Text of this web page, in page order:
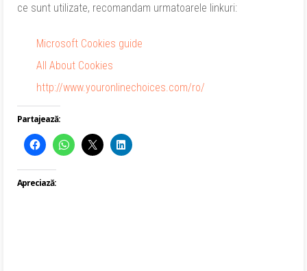
ce sunt utilizate, recomandam urmatoarele linkuri:
Microsoft Cookies guide
All About Cookies
http://www.youronlinechoices.com/ro/
Partajează:
Apreciază: